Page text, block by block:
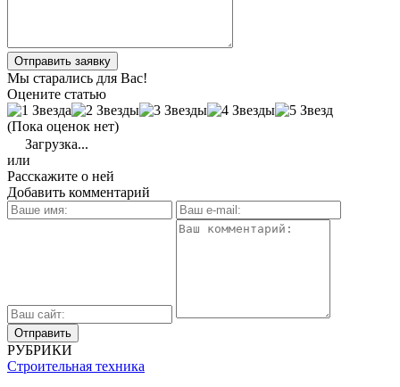
Отправить заявку
Мы старались для Вас!
Оцените статью
(Пока оценок нет)
Загрузка...
или
Расскажите о ней
Добавить комментарий
РУБРИКИ
Строительная техника